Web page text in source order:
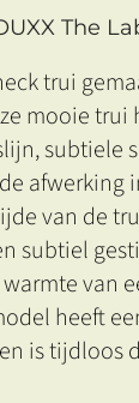
The
trui
mooie trui
subtiele
afwerking
van de
subtiel
van
heeft
is tijdloos